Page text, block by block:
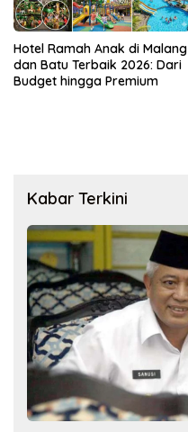
Hotel Ramah Anak di Malang
dan Batu Terbaik 2026: Dari
Budget hingga Premium
Kabar Terkini